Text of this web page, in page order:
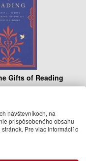
Gifts of Reading
Philip Pullman, Imtiaz
Roddy Doyle, Pico Iyer,
Miller, Jackie Morris
návštevníkoch, na
prispôsobeného obsahu
Pre viac informácií o